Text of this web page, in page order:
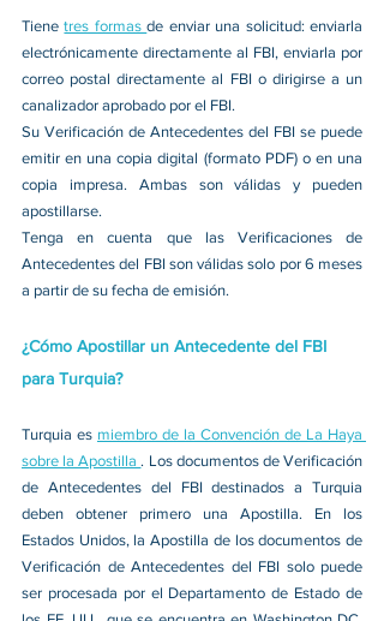
Tiene tres formas de enviar una solicitud: enviarla
electrónicamente directamente al FBI, enviarla por
correo postal directamente al FBI o dirigirse a un
canalizador aprobado por el FBI.
Su Verificación de Antecedentes del FBI se puede
emitir en una copia digital (formato PDF) o en una
copia impresa. Ambas son válidas y pueden
apostillarse.
Tenga en cuenta que las Verificaciones de
Antecedentes del FBI son válidas solo por 6 meses
a partir de su fecha de emisión.
¿Cómo Apostillar un Antecedente del FBI
para Turquia?
Turquia es miembro de la Convención de La Haya
sobre la Apostilla . Los documentos de Verificación
de Antecedentes del FBI destinados a Turquia
deben obtener primero una Apostilla. En los
Estados Unidos, la Apostilla de los documentos de
Verificación de Antecedentes del FBI solo puede
ser procesada por el Departamento de Estado de